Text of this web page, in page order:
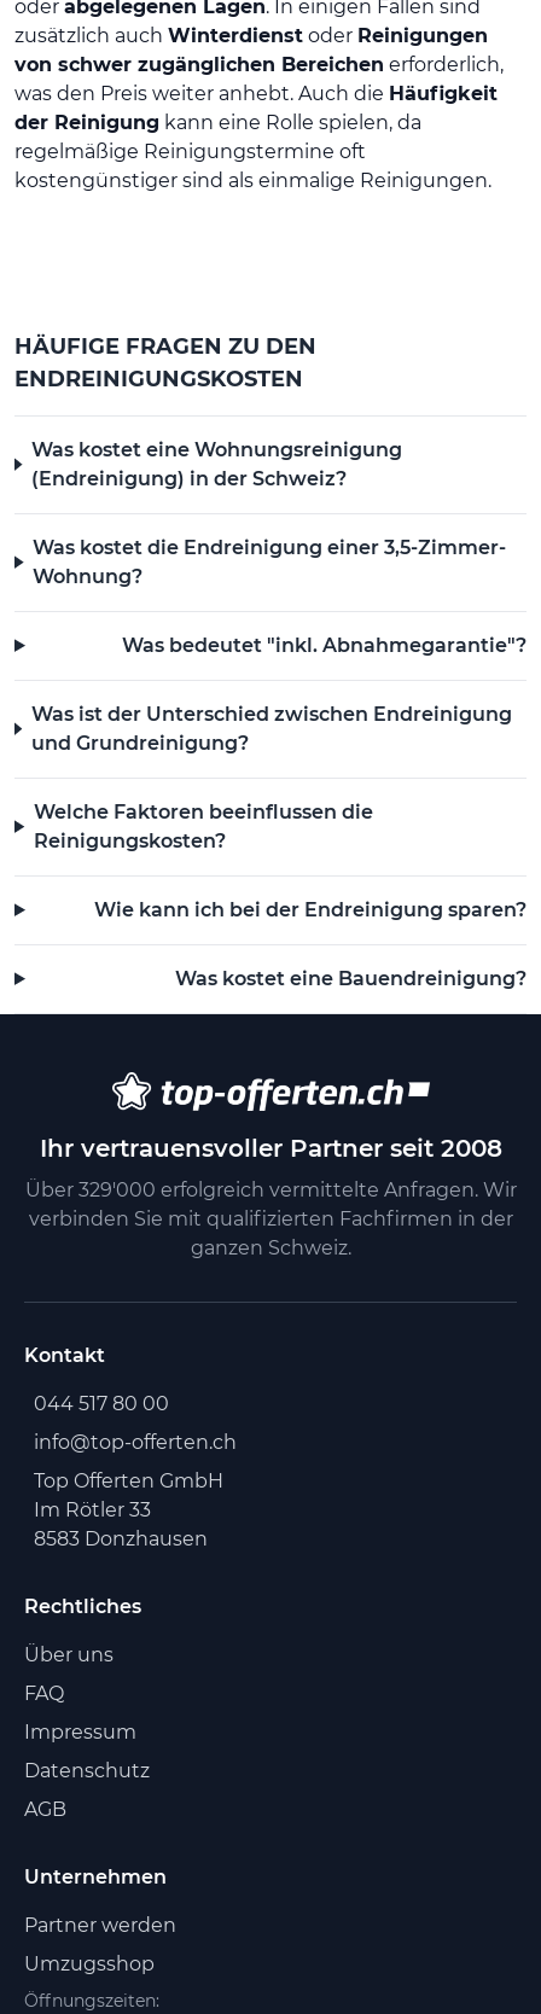
oder abgelegenen Lagen. In einigen Fällen sind
zusätzlich auch Winterdienst oder Reinigungen
von schwer zugänglichen Bereichen erforderlich,
was den Preis weiter anhebt. Auch die Häufigkeit
der Reinigung kann eine Rolle spielen, da
regelmäßige Reinigungstermine oft
kostengünstiger sind als einmalige Reinigungen.
HÄUFIGE FRAGEN ZU DEN
ENDREINIGUNGSKOSTEN
Was kostet eine Wohnungsreinigung
(Endreinigung) in der Schweiz?
Was kostet die Endreinigung einer 3,5-Zimmer-
Wohnung?
Was bedeutet "inkl. Abnahmegarantie"?
Was ist der Unterschied zwischen Endreinigung
und Grundreinigung?
Welche Faktoren beeinflussen die
Reinigungskosten?
Wie kann ich bei der Endreinigung sparen?
Was kostet eine Bauendreinigung?
Ihr vertrauensvoller Partner seit 2008
Über 329'000 erfolgreich vermittelte Anfragen. Wir
verbinden Sie mit qualifizierten Fachfirmen in der
ganzen Schweiz.
Kontakt
044 517 80 00
info@top-offerten.ch
Top Offerten GmbH
Im Rötler 33
8583 Donzhausen
Rechtliches
Über uns
FAQ
Impressum
Datenschutz
AGB
Unternehmen
Partner werden
Umzugsshop
Öffnungszeiten: